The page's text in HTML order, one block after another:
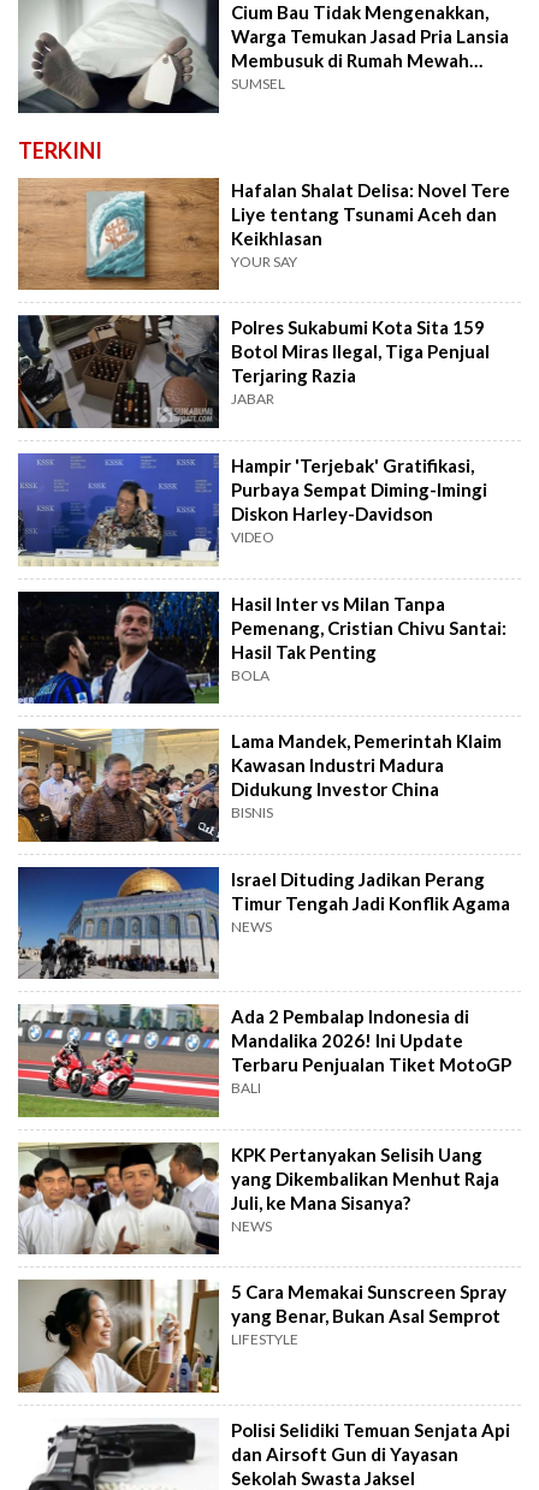
Cium Bau Tidak Mengenakkan,
Warga Temukan Jasad Pria Lansia
Membusuk di Rumah Mewah
Palembang
SUMSEL
TERKINI
Hafalan Shalat Delisa: Novel Tere
Liye tentang Tsunami Aceh dan
Keikhlasan
YOUR SAY
Polres Sukabumi Kota Sita 159
Botol Miras Ilegal, Tiga Penjual
Terjaring Razia
JABAR
Hampir 'Terjebak' Gratifikasi,
Purbaya Sempat Diming-Imingi
Diskon Harley-Davidson
VIDEO
Hasil Inter vs Milan Tanpa
Pemenang, Cristian Chivu Santai:
Hasil Tak Penting
BOLA
Lama Mandek, Pemerintah Klaim
Kawasan Industri Madura
Didukung Investor China
BISNIS
Israel Dituding Jadikan Perang
Timur Tengah Jadi Konflik Agama
NEWS
Ada 2 Pembalap Indonesia di
Mandalika 2026! Ini Update
Terbaru Penjualan Tiket MotoGP
BALI
KPK Pertanyakan Selisih Uang
yang Dikembalikan Menhut Raja
Juli, ke Mana Sisanya?
NEWS
5 Cara Memakai Sunscreen Spray
yang Benar, Bukan Asal Semprot
LIFESTYLE
Polisi Selidiki Temuan Senjata Api
dan Airsoft Gun di Yayasan
Sekolah Swasta Jaksel